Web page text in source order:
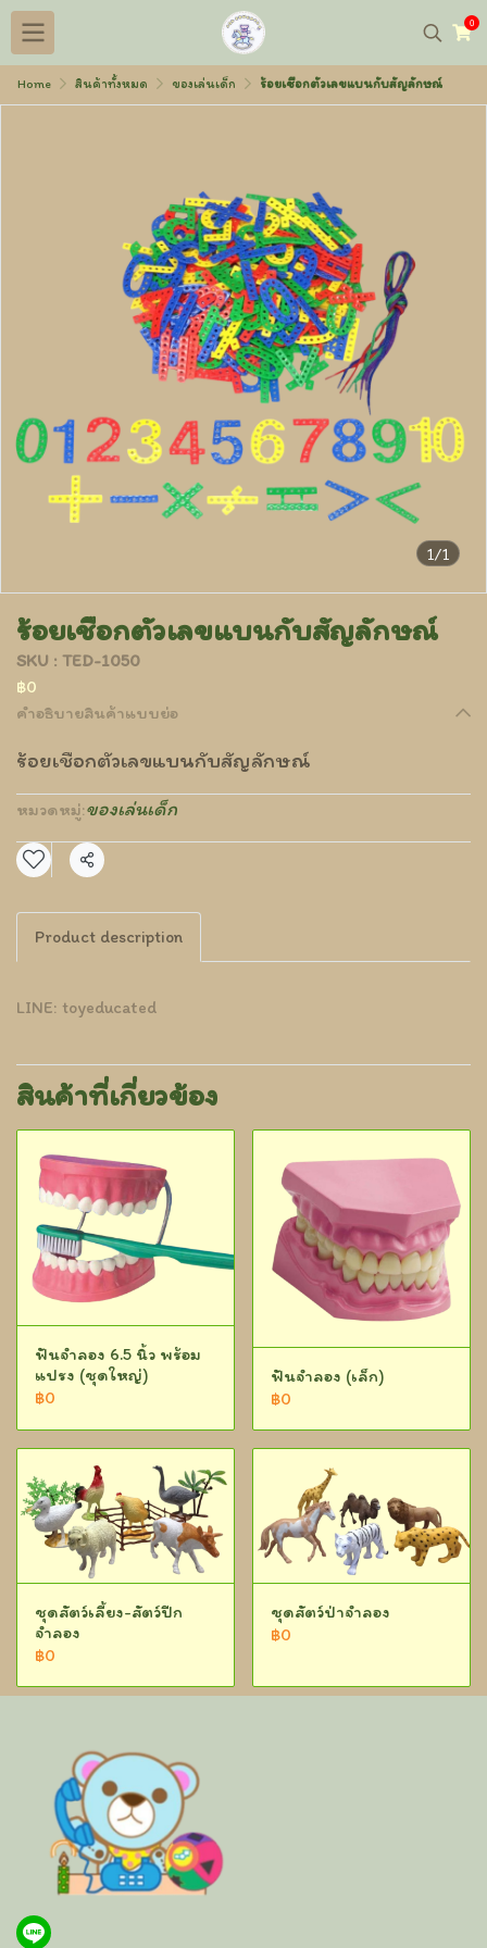
0
Home สินค้าทั้งหมด ของเล่นเด็ก ร้อยเชือกตัวเลขแบนกับสัญลักษณ์
1/1
ร้อยเชือกตัวเลขแบนกับสัญลักษณ์
SKU : TED-1050
฿0
คำอธิบายสินค้าแบบย่อ
ร้อยเชือกตัวเลขแบนกับสัญลักษณ์
หมวดหมู่:ของเล่นเด็ก
แชร์
Product description
LINE: toyeducated
สินค้าที่เกี่ยวข้อง
ฟันจำลอง 6.5 นิ้ว พร้อม
แปรง (ชุดใหญ่)
฿0
ฟันจำลอง (เล็ก)
฿0
ชุดสัตว์เลี้ยง-สัตว์ปีก
จำลอง
฿0
ชุดสัตว์ป่าจำลอง
฿0